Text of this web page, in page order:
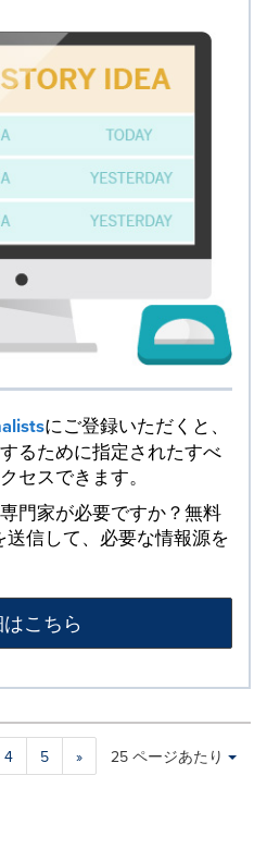
にご登録いただくと、
るために指定されたすべ
セスできます。
門家が必要ですか？無料
送信して、必要な情報源を
こちら
4 5 »
Making
Items per page:
25 ページあたり